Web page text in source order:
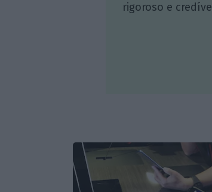
rigoroso e